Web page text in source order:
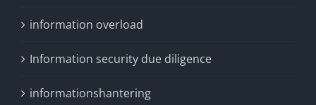
information overload
Information security due diligence
informationshantering